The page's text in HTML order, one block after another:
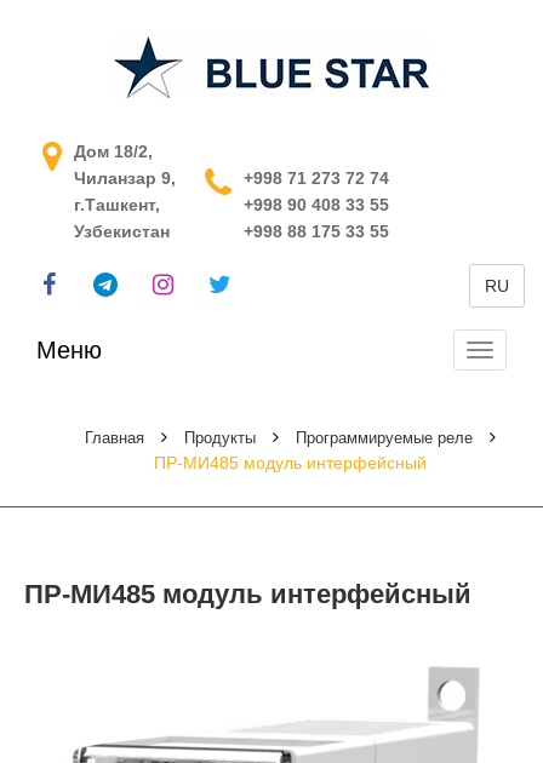
АСУ ТП в Узбекистане
Дом 18/2,
Чиланзар 9,
г.Ташкент,
Узбекистан
+998 71 273 72 74
+998 90 408 33 55
+998 88 175 33 55
RU
Меню
Главная Продукты Программируемые реле
ПР-МИ485 модуль интерфейсный
ПР-МИ485 модуль интерфейсный